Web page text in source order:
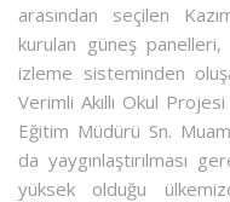
arasından seçilen
kurulan güneş
izleme sisteminden
Verimli Akıllı Okul
Eğitim Müdürü Sn.
da yaygınlaştırılması
yüksek olduğu